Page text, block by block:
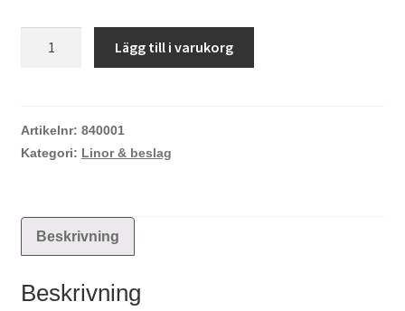
Lägg till i varukorg
Artikelnr: 840001
Kategori: Linor & beslag
Beskrivning
Beskrivning